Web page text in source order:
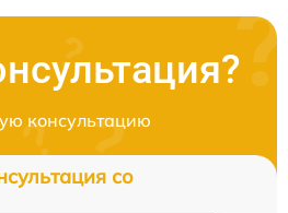
консультацию
со